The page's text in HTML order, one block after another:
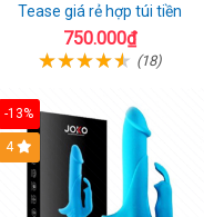
Tease giá rẻ hợp túi tiền
750.000₫
(18)
-13%
4